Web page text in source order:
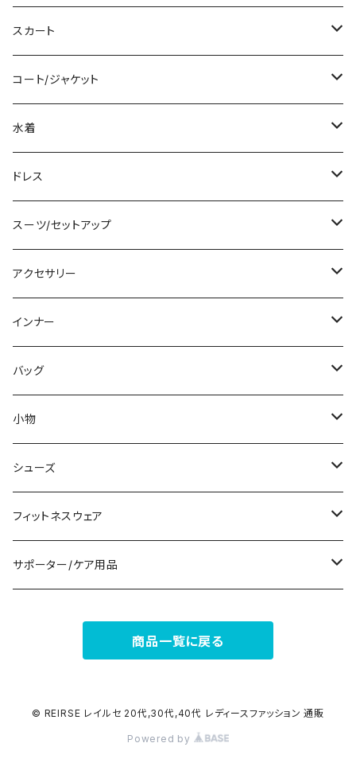
ロング/マキシ
袖付き
ノースリーブ
その他
チュニック
タンクトップ/キャミソール
シャツ/ブラウス
ベアトップ/チューブトップ
カーディガン/ボレロ
ニット/セーター
パーカー
スウェット/トレーナー
その他
ショート丈
クロップド丈
ロング丈
デニム
レギンス
その他
オールインワン
スカート
ミニ/ショート
ミディアム/ミモレ
ロング
その他
コート/ジャケット
コート
ジャケット
その他
水着
タンキニ
バンドゥビキニ
ワンピース
ラッシュガード
その他
ドレス
ミニ/ショート
ミディアム/ミモレ
ロング/マキシ
袖付き
ノースリーブ
パンツドレス
ナイトドレス
その他
スーツ/セットアップ
パンツスーツ
スカートスーツ
その他
アクセサリー
ネックレス
ブレスレット
ピアス
コサージュ
リング
その他
インナー
ブラ/ブラトップ/ベアトップ
ショーツ
タンクトップ/キャミソール
半袖/5分
7分/長袖
ペチコート/ペチパンツ
その他
バッグ
サブバッグ
クラッチバッグ
トートバッグ
ショルダーバッグ
カジュアルバッグ
バックパック
小物
マフラー/スカーフ/ストール
財布
アクセサリーケース
シューズ
スニーカー
ブーツ
その他
フィットネスウェア
セット販売
タイツ
サポーター/ケア用品
商品一覧に戻る
© REIRSE レイルセ 20代,30代,40代 レディースファッション 通販
Powered by